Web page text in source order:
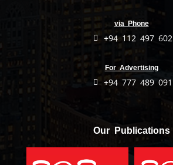
via Phone
+94 112 497 602
For Advertising
+94 777 489 091
Our Publications